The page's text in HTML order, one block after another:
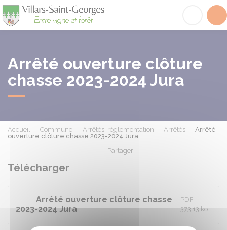
Arrêté ouverture clôture
chasse 2023-2024 Jura
Accueil Commune Arrêtés, réglementation Arrêtés
Arrêté
ouverture clôture chasse 2023-2024 Jura
Partager
Télécharger
Arrêté ouverture clôture chasse
2023-2024 Jura
PDF
373.13 ko